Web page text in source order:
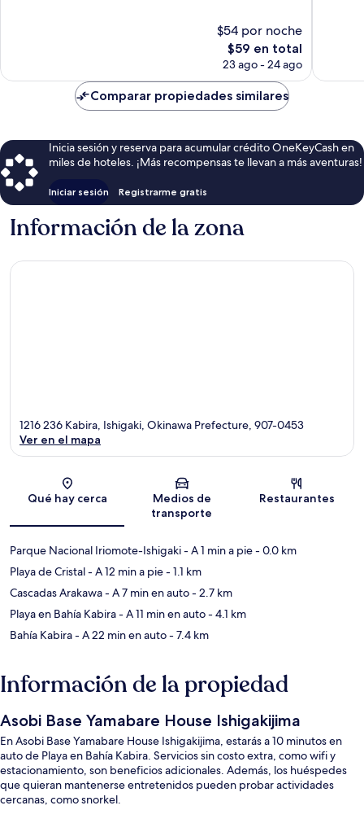
$54 por noche
El
precio
es
$59 en total
23 ago - 24 ago
Comparar propiedades similares
Inicia sesión y reserva para acumular crédito OneKeyCash en
miles de hoteles. ¡Más recompensas te llevan a más aventuras!
Iniciar sesión Registrarme gratis
Información de la zona
Sección del mapa
1216 236 Kabira, Ishigaki, Okinawa Prefecture, 907-0453
Ver en el mapa
Qué hay cerca
Medios de
transporte
Restaurantes
Parque Nacional Iriomote-Ishigaki- A 1 min a pie- 0.0 km
Playa de Cristal- A 12 min a pie- 1.1 km
Cascadas Arakawa- A 7 min en auto- 2.7 km
Playa en Bahía Kabira- A 11 min en auto- 4.1 km
Bahía Kabira- A 22 min en auto- 7.4 km
Información de la propiedad
Asobi Base Yamabare House Ishigakijima
En Asobi Base Yamabare House Ishigakijima, estarás a 10 minutos en
auto de Playa en Bahía Kabira. Servicios sin costo extra, como wifi y
estacionamiento, son beneficios adicionales. Además, los huéspedes
que quieran mantenerse entretenidos pueden probar actividades
cercanas, como snorkel.